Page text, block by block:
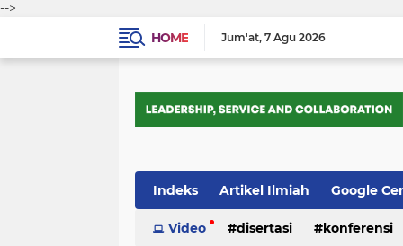
-->
HOME
Jum'at 7 Agu 2026
Indeks Artikel Ilmiah Google
Tips Trik Webometrics
Video disertasi konferensi